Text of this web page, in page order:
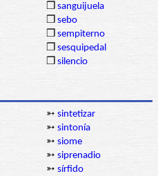
❒ sanguijuela
❒ sebo
❒ sempiterno
❒ sesquipedal
❒ silencio
➳ sintetizar
➳ sintonía
➳ siome
➳ siprenadio
➳ sírfido